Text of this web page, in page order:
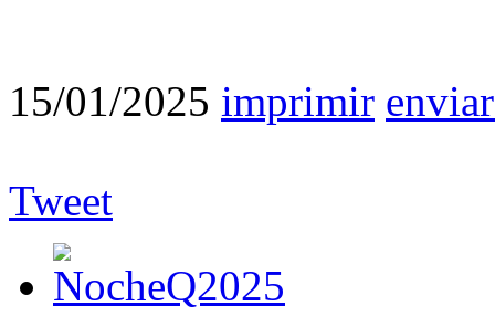
15/01/2025 imprimir
Tweet